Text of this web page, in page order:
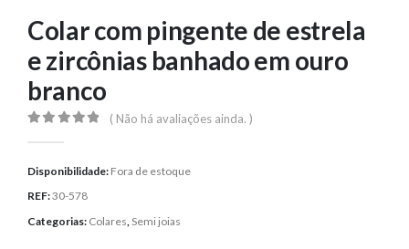
Colar com pingente de estrela
e zircônias banhado em ouro
branco
( Não há avaliações ainda. )
Disponibilidade: Fora de estoque
REF:30-578
Categorias: Colares,Semi joias